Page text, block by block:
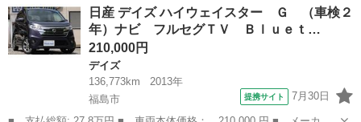
ウェイスター Ｘターボ 純正メモリーナビ☆フルセグＴＶ☆ステリ
モ☆Ｂｌ...
福島 いわき市 デイズ
日産 デイズ ハイウェイスター Ｇ （車検２
年）ナビ フルセグＴＶ Ｂｌｕｅｔ…
210,000円
デイズ
136,773km
2013年
福島市
提携サイト 7月30日